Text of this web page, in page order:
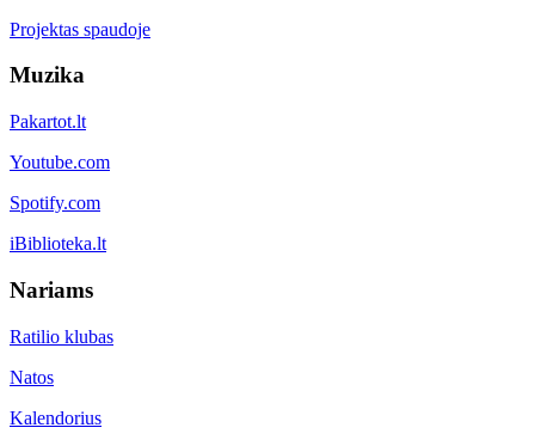
Projektas spaudoje
Muzika
Pakartot.lt
Youtube.com
Spotify.com
iBiblioteka.lt
Nariams
Ratilio klubas
Natos
Kalendorius